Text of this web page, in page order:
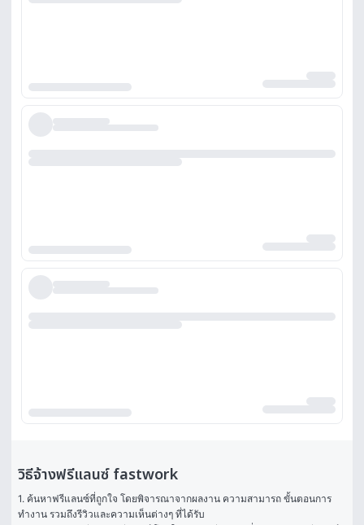
วิธีจ้างฟรีแลนซ์ fastwork
1. ค้นหาฟรีแลนซ์ที่ถูกใจ โดยพิจารณาจากผลงาน ความสามารถ ขั้นตอนการ
ทำงาน รวมถึงรีวิวและความเห็นต่างๆ ที่ได้รับ